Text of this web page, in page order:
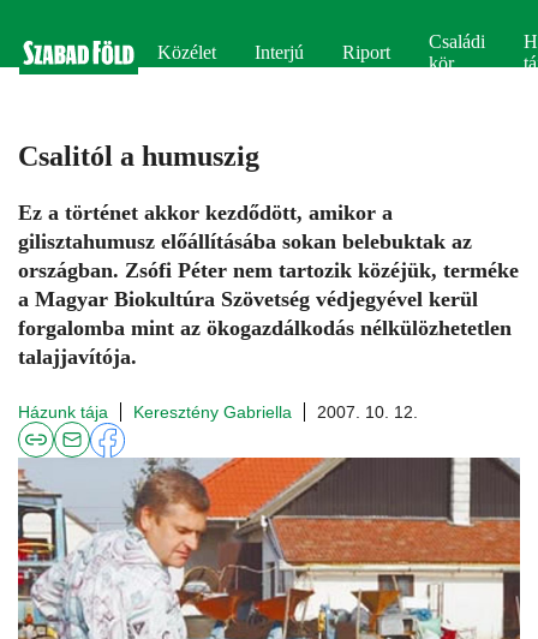
Közélet Interjú Riport
Családi
kör
Csalitól a humuszig
Ez a történet akkor kezdődött, amikor a
gilisztahumusz előállításába sokan belebuktak az
országban. Zsófi Péter nem tartozik közéjük, terméke
a Magyar Biokultúra Szövetség védjegyével kerül
forgalomba mint az ökogazdálkodás nélkülözhetetlen
talajjavítója.
Házunk tája Keresztény Gabriella 2007. 10. 12.